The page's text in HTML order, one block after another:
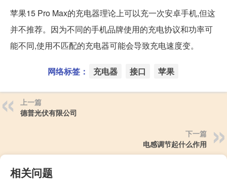
苹果15 Pro Max的充电器理论上可以充一次安卓手机,但这
并不推荐。因为不同的手机品牌使用的充电协议和功率可
能不同,使用不匹配的充电器可能会导致充电速度变。
网络标签： 充电器 接口 苹果
上一篇
德普光伏有限公司
下一篇
电感调节起什么作用
相关问题